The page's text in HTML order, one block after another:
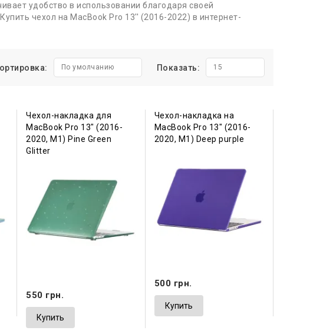
удобство в использовании благодаря своей
чехол на MacBook Pro 13'' (2016-2022) в интернет-
По умолчанию Показать: 15
Чехол-накладка для
MacBook Pro 13" (2016-
2020, М1) Pine Green
Glitter
550 грн.
Купить
Чехол-накладка на
MacBook Pro 13" (2016-
2020, М1) Deep purple
500 грн.
Купить